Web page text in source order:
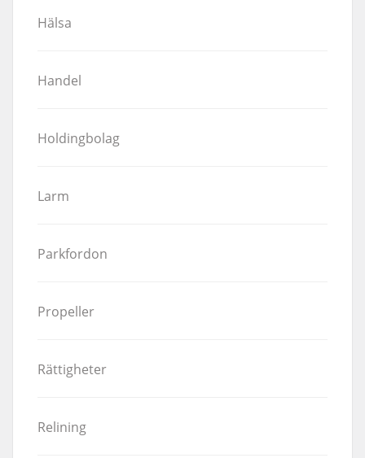
Hälsa
Handel
Holdingbolag
Larm
Parkfordon
Propeller
Rättigheter
Relining